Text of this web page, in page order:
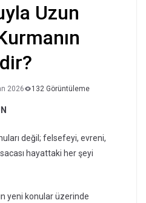
Uzun
2026 132 Görüntüleme
değil; felsefeyi, evreni,
hayattaki her şeyi
yeni konular üzerinde